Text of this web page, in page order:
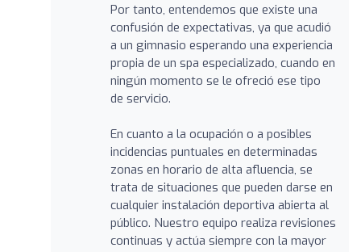
Por tanto, entendemos que existe una
confusión de expectativas, ya que acudió
a un gimnasio esperando una experiencia
propia de un spa especializado, cuando en
ningún momento se le ofreció ese tipo
de servicio.
En cuanto a la ocupación o a posibles
incidencias puntuales en determinadas
zonas en horario de alta afluencia, se
trata de situaciones que pueden darse en
cualquier instalación deportiva abierta al
público. Nuestro equipo realiza revisiones
continuas y actúa siempre con la mayor